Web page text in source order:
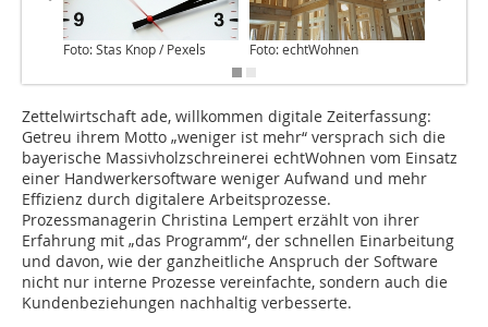
Foto: Stas Knop / Pexels Foto: echtWohnen
Zettelwirtschaft ade, willkommen digitale Zeiterfassung:
Getreu ihrem Motto „weniger ist mehr“ versprach sich die
bayerische Massivholzschreinerei echtWohnen vom Einsatz
einer Handwerkersoftware weniger Aufwand und mehr
Effizienz durch digitalere Arbeitsprozesse.
Prozessmanagerin Christina Lempert erzählt von ihrer
Erfahrung mit „das Programm“, der schnellen Einarbeitung
und davon, wie der ganzheitliche Anspruch der Software
nicht nur interne Prozesse vereinfachte, sondern auch die
Kundenbeziehungen nachhaltig verbesserte.